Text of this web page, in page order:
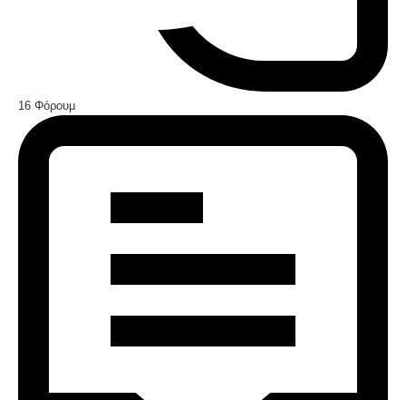
16 Φόρουμ